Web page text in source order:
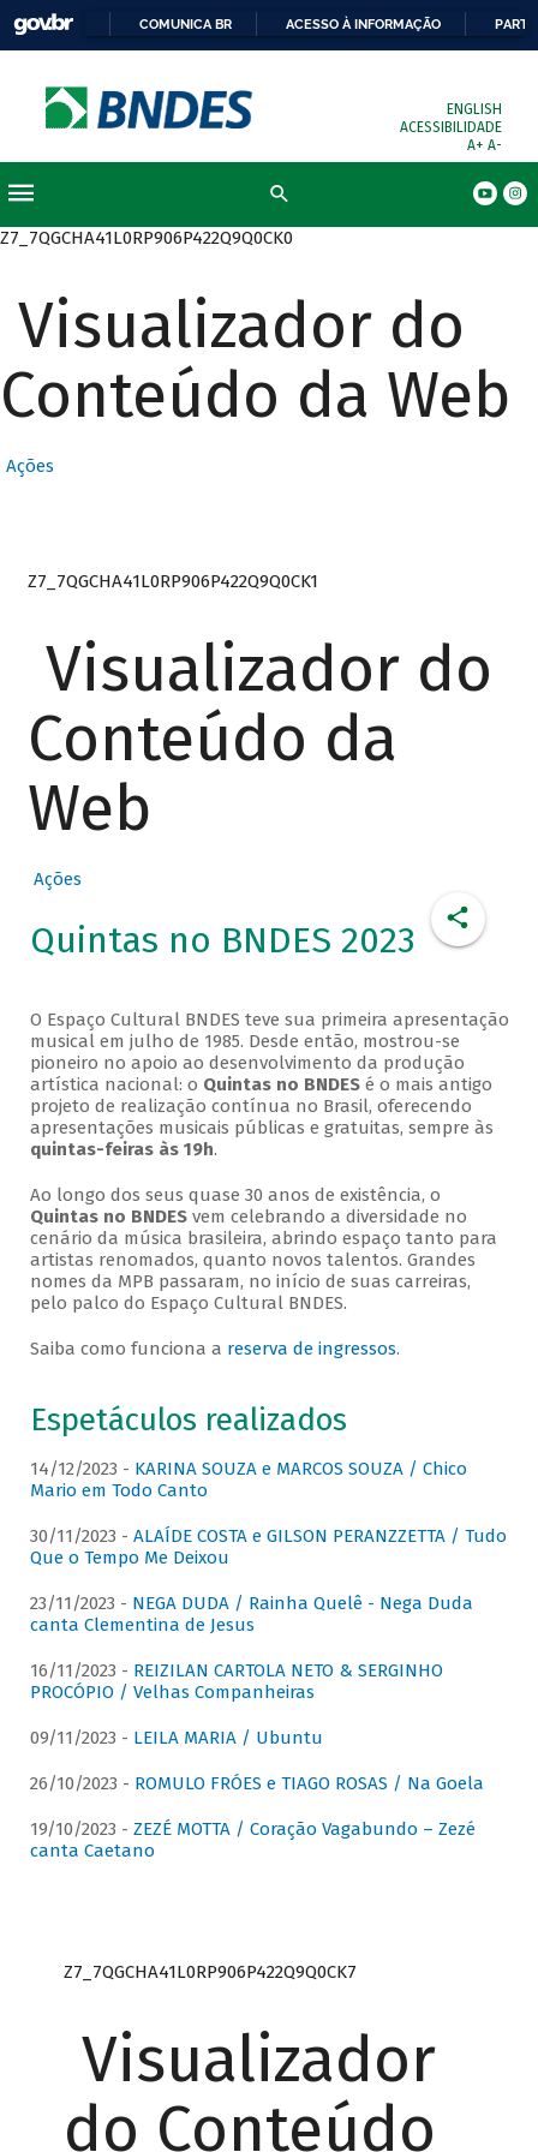
COMUNICA BR ACESSO À INFORMAÇÃO
ENGLISH
ACESSIBILIDADE
A+ A-
Z7_7QGCHA41L0RP906P422Q9Q0CK0
Visualizador do
Conteúdo da Web
Ações
Z7_7QGCHA41L0RP906P422Q9Q0CK1
Visualizador do
Conteúdo da
Web
Ações
Quintas no BNDES 2023
O Espaço Cultural BNDES teve sua primeira apresentação
musical em julho de 1985. Desde então, mostrou-se
pioneiro no apoio ao desenvolvimento da produção
artística nacional: o Quintas no BNDESé o mais antigo
projeto de realização contínua no Brasil, oferecendo
apresentações musicais públicas e gratuitas, sempre às
quintas-feiras às 19h.
Ao longo dos seus quase 30 anos de existência, o
Quintas no BNDESvem celebrando a diversidade no
cenário da música brasileira, abrindo espaço tanto para
artistas renomados, quanto novos talentos. Grandes
nomes da MPB passaram, no início de suas carreiras,
pelo palco do Espaço Cultural BNDES.
Saiba como funciona a reserva de ingressos.
Espetáculos realizados
14/12/2023 - KARINA SOUZA e MARCOS SOUZA / Chico
Mario em Todo Canto
30/11/2023 - ALAÍDE COSTA e GILSON PERANZZETTA / Tudo
Que o Tempo Me Deixou
23/11/2023 - NEGA DUDA / Rainha Quelê - Nega Duda
canta Clementina de Jesus
16/11/2023 - REIZILAN CARTOLA NETO & SERGINHO
PROCÓPIO / Velhas Companheiras
09/11/2023 - LEILA MARIA / Ubuntu
26/10/2023 - ROMULO FRÓES e TIAGO ROSAS / Na Goela
19/10/2023 - ZEZÉ MOTTA / Coração Vagabundo – Zezé
canta Caetano
Z7_7QGCHA41L0RP906P422Q9Q0CK7
Visualizador
do Conteúdo